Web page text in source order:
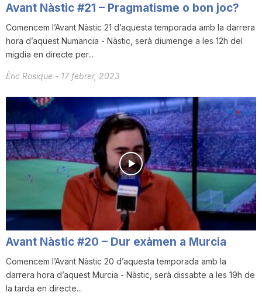
Avant Nàstic #21 – Pragmatisme o bon joc?
Comencem l’Avant Nàstic 21 d’aquesta temporada amb la darrera
hora d’aquest Numancia - Nàstic, serà diumenge a les 12h del
migdia en directe per...
Èric Rosique - 17 febrer, 2023
Avant Nàstic #20 – Dur exàmen a Murcia
Comencem l’Avant Nàstic 20 d’aquesta temporada amb la
darrera hora d’aquest Murcia - Nàstic, serà dissabte a les 19h de
la tarda en directe...